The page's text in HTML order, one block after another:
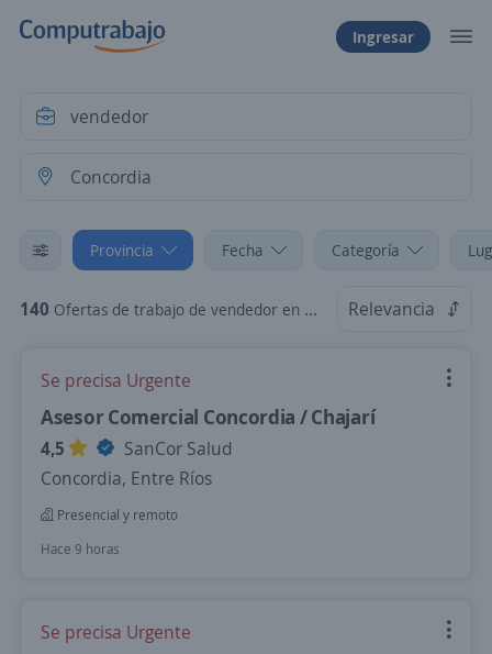
Ingresar
Provincia Fecha Categoría
140 Ofertas de trabajo de vendedor en Concordia, Entre Ríos Relevancia
Se precisa Urgente
Asesor Comercial Concordia / Chajarí
4,5
SanCor Salud
Concordia, Entre Ríos
Presencial y remoto
Hace 9 horas
Se precisa Urgente